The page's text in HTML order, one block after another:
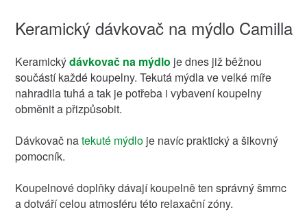
Keramický dávkovač na mýdlo Camilla
Keramickýdávkovač na mýdlo je dnes již běžnou
součástí každé koupelny. Tekutá mýdla ve velké míře
nahradila tuhá a tak je potřeba i vybavení koupelny
obměnit a přizpůsobit.
Dávkovač natekuté mýdloje navíc praktický a šikovný
pomocník.
Koupelnové doplňky dávají koupelně ten správný šmrnc
a dotváří celou atmosféru této relaxační zóny.